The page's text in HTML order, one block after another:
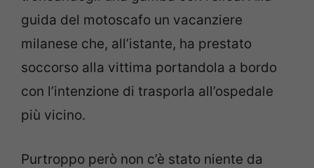
guida del motoscafo un vacanziere
milanese che, all’istante, ha prestato
soccorso alla vittima portandola a bordo
con l’intenzione di trasporla all’ospedale
più vicino.
Purtroppo però non c’è stato niente da